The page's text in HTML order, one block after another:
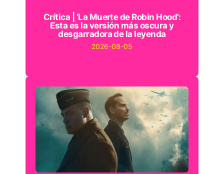
Crítica | ‘La Muerte de Robin Hood’:
Esta es la versión más oscura y
desgarradora de la leyenda
2026-08-05